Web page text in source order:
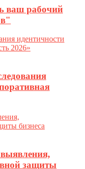
ваш рабочий
защиты